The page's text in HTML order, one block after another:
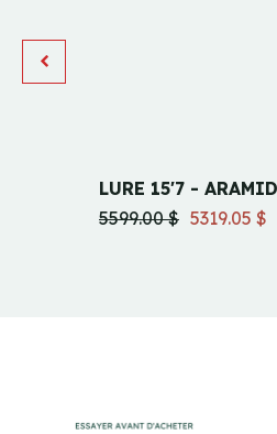
LURE 15'7 -
5599.00 $ 5319.05 $